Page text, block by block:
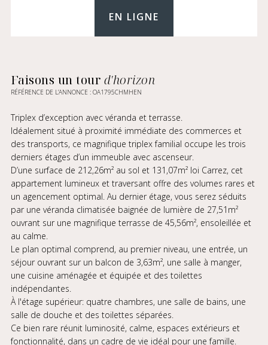
EN LIGNE
Faisons un tour d'horizon
RÉFÉRENCE DE L’ANNONCE : OA1795CHMHEN
Triplex d’exception avec véranda et terrasse.
Idéalement situé à proximité immédiate des commerces et
des transports, ce magnifique triplex familial occupe les trois
derniers étages d’un immeuble avec ascenseur.
D’une surface de 212,26m² au sol et 131,07m² loi Carrez, cet
appartement lumineux et traversant offre des volumes rares et
un agencement optimal. Au dernier étage, vous serez séduits
par une véranda climatisée baignée de lumière de 27,51m²
ouvrant sur une magnifique terrasse de 45,56m², ensoleillée et
au calme.
Le plan optimal comprend, au premier niveau, une entrée, un
séjour ouvrant sur un balcon de 3,63m², une salle à manger,
une cuisine aménagée et équipée et des toilettes
indépendantes.
À l'étage supérieur: quatre chambres, une salle de bains, une
salle de douche et des toilettes séparées.
Ce bien rare réunit luminosité, calme, espaces extérieurs et
fonctionnalité, dans un cadre de vie idéal pour une famille.